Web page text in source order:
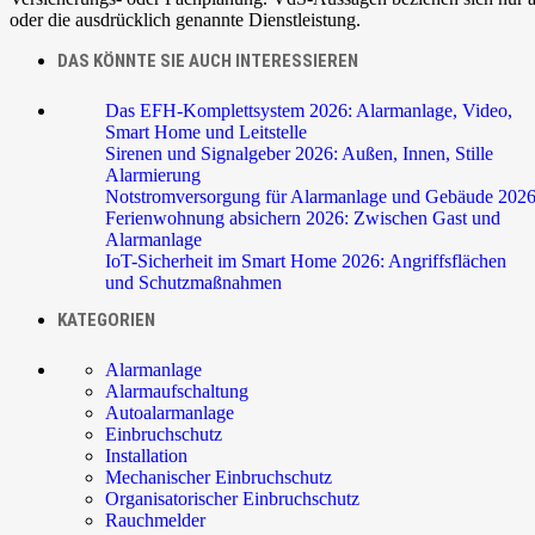
oder die ausdrücklich genannte Dienstleistung.
DAS KÖNNTE SIE AUCH INTERESSIEREN
Das EFH-Komplettsystem 2026: Alarmanlage, Video,
Smart Home und Leitstelle
Sirenen und Signalgeber 2026: Außen, Innen, Stille
Alarmierung
Notstromversorgung für Alarmanlage und Gebäude 2026
Ferienwohnung absichern 2026: Zwischen Gast und
Alarmanlage
IoT-Sicherheit im Smart Home 2026: Angriffsflächen
und Schutzmaßnahmen
KATEGORIEN
Alarmanlage
Alarmaufschaltung
Autoalarmanlage
Einbruchschutz
Installation
Mechanischer Einbruchschutz
Organisatorischer Einbruchschutz
Rauchmelder